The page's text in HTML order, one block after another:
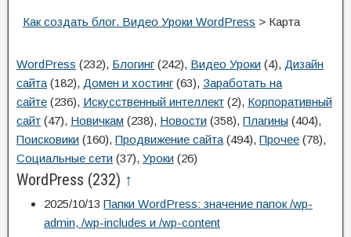
Как создать блог. Видео Уроки WordPress > Карта
WordPress (232), Блогинг (242), Видео Уроки (4), Дизайн
сайта (182), Домен и хостинг (63), Заработать на
сайте (236), Искусственный интеллект (2), Корпоративный
сайт (47), Новичкам (238), Новости (358), Плагины (404),
Поисковики (160), Продвижение сайта (494), Прочее (78),
Социальные сети (37), Уроки (26)
WordPress (232) ↑
2025/10/13 Папки WordPress: значение папок /wp-
admin, /wp-includes и /wp-content